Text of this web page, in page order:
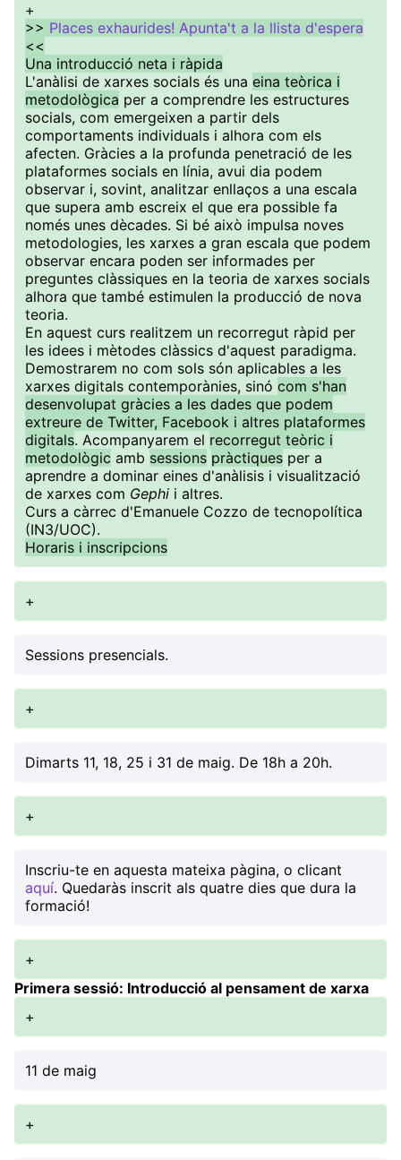
+
>> Places exhaurides! Apunta't a la llista d'espera
<<
Una introducció neta i ràpida
L'anàlisi de xarxes socials és una eina teòrica i
metodològica per a comprendre les estructures
socials, com emergeixen a partir dels
comportaments individuals i alhora com els
afecten. Gràcies a la profunda penetració de les
plataformes socials en línia, avui dia podem
observar i, sovint, analitzar enllaços a una escala
que supera amb escreix el que era possible fa
només unes dècades. Si bé això impulsa noves
metodologies, les xarxes a gran escala que podem
observar encara poden ser informades per
preguntes clàssiques en la teoria de xarxes socials
alhora que també estimulen la producció de nova
teoria.
En aquest curs realitzem un recorregut ràpid per
les idees i mètodes clàssics d'aquest paradigma.
Demostrarem no com sols són aplicables a les
xarxes digitals contemporànies, sinó com s'han
desenvolupat gràcies a les dades que podem
extreure de Twitter, Facebook i altres plataformes
digitals. Acompanyarem el recorregut teòric i
metodològic amb sessions pràctiques per a
aprendre a dominar eines d'anàlisis i visualització
de xarxes com Gephi i altres.
Curs a càrrec d'Emanuele Cozzo de tecnopolítica
(IN3/UOC).
Horaris i inscripcions
+
Sessions presencials.
+
Dimarts 11, 18, 25 i 31 de maig. De 18h a 20h.
+
Inscriu-te en aquesta mateixa pàgina, o clicant
aquí. Quedaràs inscrit als quatre dies que dura la
formació!
+
Primera sessió: Introducció al pensament de xarxa
+
11 de maig
+